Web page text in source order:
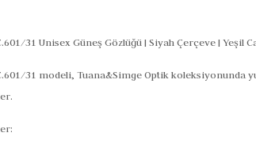
31 Unisex Güneş Gözlüğü | Siyah Çerçeve | Yeşil
31 modeli, Tuana&Simge Optik